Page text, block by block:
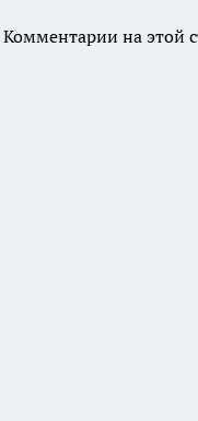
Комментарии на этой